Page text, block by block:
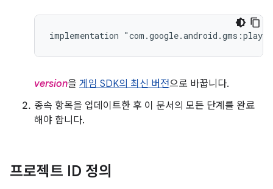
implementation "com.google.android.gms:play-
version을 게임 SDK의 최신 버전으로 바꿉니다.
종속 항목을 업데이트한 후 이 문서의 모든 단계를 완료
해야 합니다.
프로젝트 ID 정의